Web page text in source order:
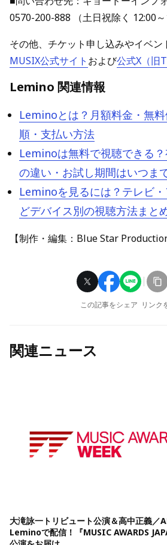
0570-200-888 （土日祝除く 12:00～
その他、チケット申し込みやイベン
MUSIX公式サイト および公式X（旧
Lemino 関連情報
Leminoとは？月額料金・無
順・支払い方法
Leminoは無料で視聴できる
の違い・お試し期間はいつま
Leminoを見るには？テレビ
どデバイス別の視聴方法まと
【制作・編集：Blue Star
この記事をシェア リンク
関連ニュース
大滝詠一トリビュート公演＆高中正義／
Leminoで配信！『MUSIC AWARDS